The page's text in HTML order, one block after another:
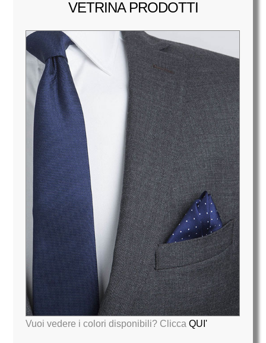
VETRINA PRODOTTI
Vuoi vedere i colori disponibili? Clicca QUI'